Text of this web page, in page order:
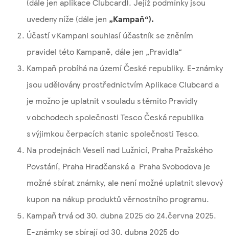
uvedeny níže (dále jen „Kampaň“).
Účastí v Kampani souhlasí účastník se zněním
pravidel této Kampaně, dále jen „Pravidla“
Kampaň probíhá na území České republiky. E-známky
jsou udělovány prostřednictvím Aplikace Clubcard a
je možno je uplatnit v souladu s těmito Pravidly
v obchodech společnosti Tesco Česká republika
s výjimkou čerpacích stanic společnosti Tesco.
Na prodejnách Veselí nad Lužnicí, Praha Pražského
Povstání, Praha Hradčanská a Praha Svobodova je
možné sbírat známky, ale není možné uplatnit slevový
kupon na nákup produktů věrnostního programu.
Kampaň trvá od 30. dubna 2025 do 24.června 2025.
E-známky se sbírají od 30. dubna 2025 do